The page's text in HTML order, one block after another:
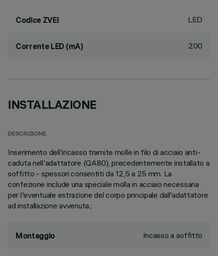
Codice ZVEI LED
Corrente LED (mA) 200
INSTALLAZIONE
DESCRIZIONE
Inserimento dell'incasso tramite molle in filo di acciaio anti-
caduta nell'adattatore (QA80), precedentemente installato a
soffitto - spessori consentiti da 12,5 a 25 mm. La
confezione include una speciale molla in acciaio necessaria
per l'eventuale estrazione del corpo principale dall'adattatore
ad installazione avvenuta.;
Montaggio Incasso a soffitto